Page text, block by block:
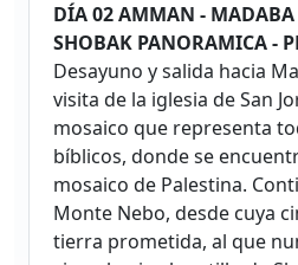
DÍA 02 AMMAN -
SHOBAK PANORAMICA -
Desayuno y salida hacia
visita de la iglesia de San
mosaico que representa
bíblicos, donde se
mosaico de Palestina.
Monte Nebo, desde cuya
tierra prometida, al que